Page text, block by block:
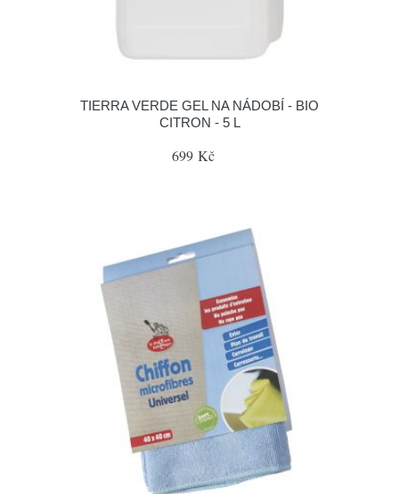
TIERRA VERDE GEL NA NÁDOBÍ - BIO
CITRON - 5 L
699 Kč